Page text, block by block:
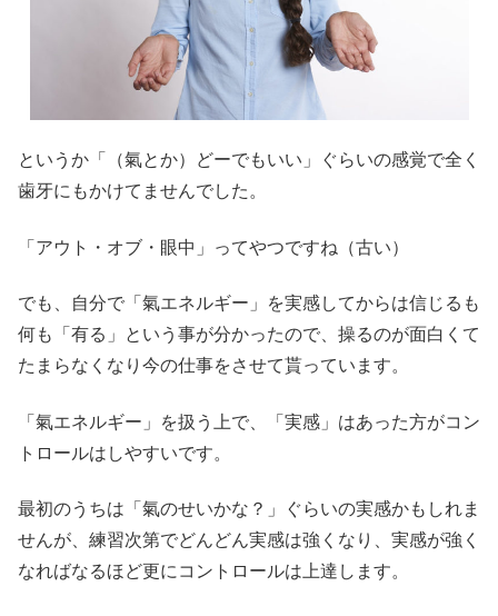
というか「（氣とか）どーでもいい」ぐらいの感覚で全く
歯牙にもかけてませんでした。
「アウト・オブ・眼中」ってやつですね（古い）
でも、自分で「氣エネルギー」を実感してからは信じるも
何も「有る」という事が分かったので、操るのが面白くて
たまらなくなり今の仕事をさせて貰っています。
「氣エネルギー」を扱う上で、「実感」はあった方がコン
トロールはしやすいです。
最初のうちは「氣のせいかな？」ぐらいの実感かもしれま
せんが、練習次第でどんどん実感は強くなり、実感が強く
なればなるほど更にコントロールは上達します。